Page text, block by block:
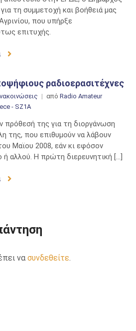
τη συμμετοχή και βοήθειά μας
που υπήρξε
επιτυχής.
ραδιοερασιτέχνες
από Radio Amateur
- SZ1A
πρόθεσή της για τη διοργάνωση
της, που επιθυμούν να λάβουν
Μαϊου 2008, εάν κι εφόσον
ή αλλού. Η πρώτη διερευνητική […]
να συνδεθείτε.